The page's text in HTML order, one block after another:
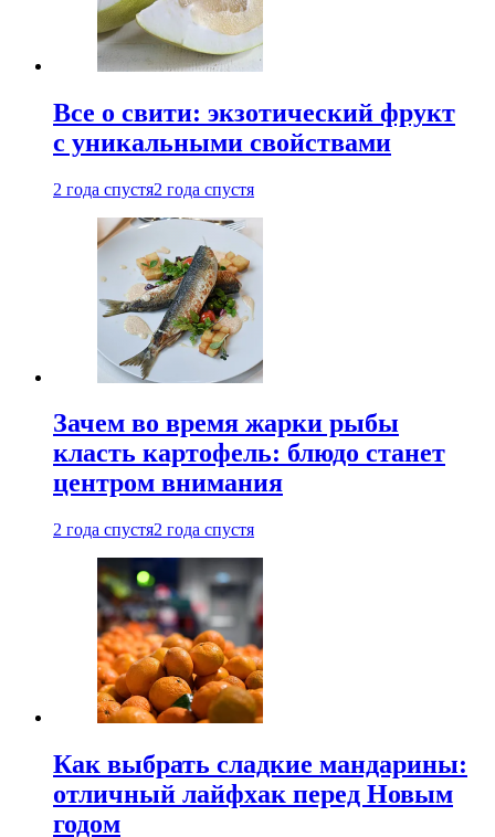
Все о свити: экзотический фрукт
с уникальными свойствами
2 года спустя2 года спустя
Зачем во время жарки рыбы
класть картофель: блюдо станет
центром внимания
2 года спустя2 года спустя
Как выбрать сладкие мандарины:
отличный лайфхак перед Новым
годом